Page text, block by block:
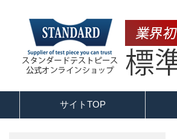
サイトTOP